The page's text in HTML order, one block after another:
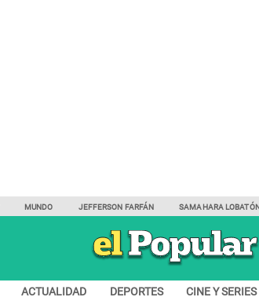
MUNDO JEFFERSON FARFÁN SAMAHARA
ACTUALIDAD DEPORTES CINE Y